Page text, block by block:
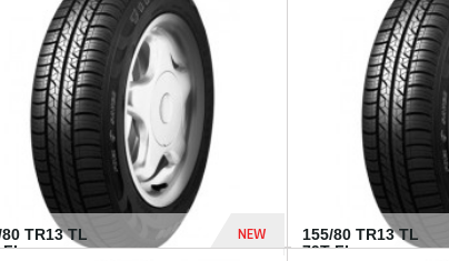
448 Dhs
TR13 TL
FI...
NEW
155/80 TR13 TL
79T FI...